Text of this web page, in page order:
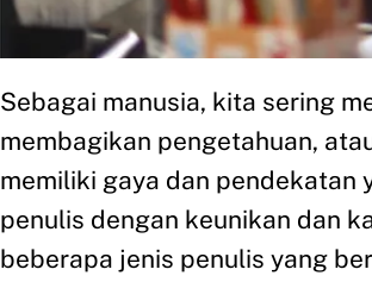
Sebagai manusia, kita sering
membagikan pengetahuan,
memiliki gaya dan pendekatan
penulis dengan keunikan dan
beberapa jenis penulis yang